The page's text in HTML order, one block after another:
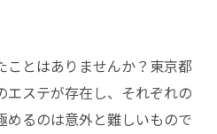
ことはありませんか？東京都
エステが存在し、それぞれの
めるのは意外と難しいもので